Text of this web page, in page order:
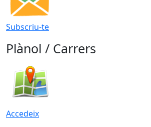
Subscriu-te
Plànol / Carrers
Accedeix